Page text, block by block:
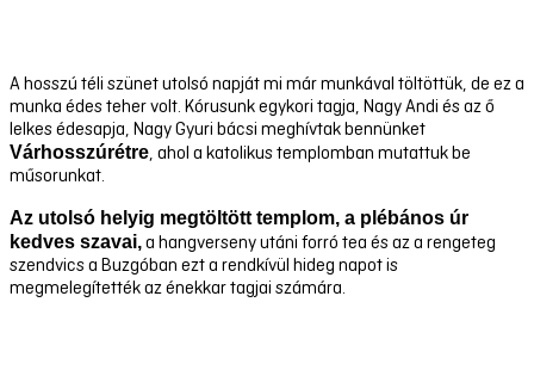
A hosszú téli szünet utolsó napját mi már munkával töltöttük, de ez a
munka édes teher volt. Kórusunk egykori tagja, Nagy Andi és az ő
lelkes édesapja, Nagy Gyuri bácsi meghívtak bennünket
Várhosszúrétre, ahol a katolikus templomban mutattuk be
műsorunkat.
Az utolsó helyig megtöltött templom, a plébános úr
kedves szavai,a hangverseny utáni forró tea és az a rengeteg
szendvics a Buzgóban ezt a rendkívül hideg napot is
megmelegítették az énekkar tagjai számára.